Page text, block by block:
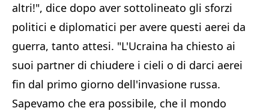
altri!", dice dopo aver sottolineato gli sforzi
politici e diplomatici per avere questi aerei da
guerra, tanto attesi. "L'Ucraina ha chiesto ai
suoi partner di chiudere i cieli o di darci aerei
fin dal primo giorno dell'invasione russa.
Sapevamo che era possibile, che il mondo